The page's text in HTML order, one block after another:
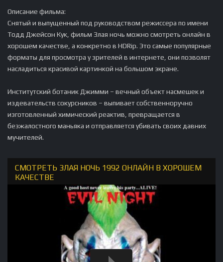
Описание фильма:
Снятый и выпущенный под руководством режиссера по имени
Тодд Джейсон Кук, фильм Злая ночь можно смотреть онлайн в
хорошем качестве, а конкретно в HDRip. Это самые популярные
форматы для просмотра у зрителей в интернете, они позволят
насладиться красивой картинкой на большом экране.
Институтский ботаник Джимми – вечный объект насмешек и
издевательств сокурсников – выпивает собственноручно
изготовленный химический реактив, превращается в
безжалостного маньяка и отправляется убивать своих давних
мучителей.
СМОТРЕТЬ ЗЛАЯ НОЧЬ 1992 ОНЛАЙН В ХОРОШЕМ
КАЧЕСТВЕ